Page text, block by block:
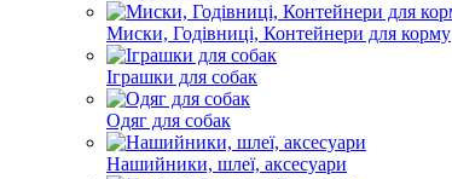
Миски, Годівниці, Контейнери для корму
Іграшки для собак
Одяг для собак
Нашийники, шлеї, аксесуари